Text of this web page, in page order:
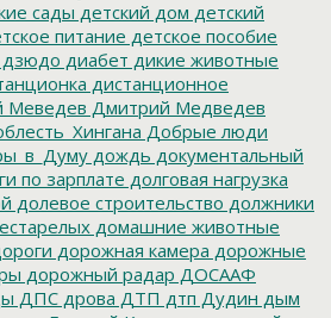
сады детский дом детский
питание детское пособие
дзюдо диабет дикие животные
дистанционное
Меведев Дмитрий Медведев
Добрые люди
дождь документальный
по зарплате долговая нагрузка
долевое строительство должники
домашние животные
дорожная камера дорожные
дорожный радар ДОСААФ
ДПС дрова ДТП дтп Дудин дым